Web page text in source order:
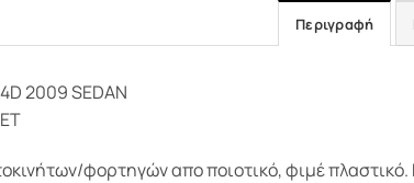
Περιγραφή
2009 SEDAN
φορτηγών απο ποιοτικό, φιμέ